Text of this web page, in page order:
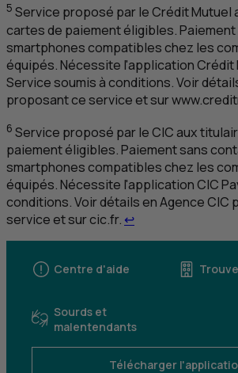
5 Service proposé par le Crédit Mutuel
cartes de paiement éligibles.
smartphones compatibles chez les
équipés. Nécessite l'application Crédit
Service soumis à conditions. Voir
proposant ce service et sur
6 Service proposé par leCICaux
paiement éligibles. Paiement sans
smartphones compatibles chez les
équipés. Nécessite l'applicationCIC
conditions. Voir détails en AgenceCIC
service et sur cic.fr. ↩Retour au renvoi 6
Centre d'aide
Sourds et
malentendants
Télécharger